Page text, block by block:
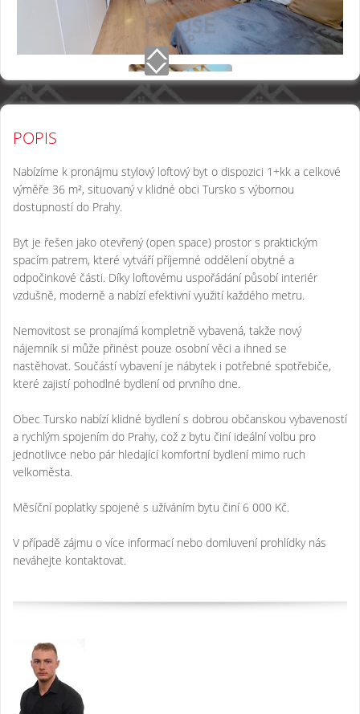
POPIS
Nabízíme k pronájmu stylový loftový byt o dispozici 1+kk a celkové
výměře 36 m², situovaný v klidné obci Tursko s výbornou
dostupností do Prahy.
Byt je řešen jako otevřený (open space) prostor s praktickým
spacím patrem, které vytváří příjemné oddělení obytné a
odpočinkové části. Díky loftovému uspořádání působí interiér
vzdušně, moderně a nabízí efektivní využití každého metru.
Nemovitost se pronajímá kompletně vybavená, takže nový
nájemník si může přinést pouze osobní věci a ihned se
nastěhovat. Součástí vybavení je nábytek i potřebné spotřebiče,
které zajistí pohodlné bydlení od prvního dne.
Obec Tursko nabízí klidné bydlení s dobrou občanskou vybaveností
a rychlým spojením do Prahy, což z bytu činí ideální volbu pro
jednotlivce nebo pár hledající komfortní bydlení mimo ruch
velkoměsta.
Měsíční poplatky spojené s užíváním bytu činí 6 000 Kč.
V případě zájmu o více informací nebo domluvení prohlídky nás
neváhejte kontaktovat.